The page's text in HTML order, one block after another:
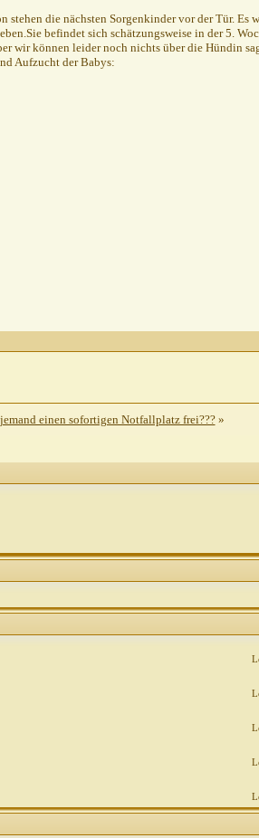
die nächsten Sorgenkinder vor der Tür. Es
befindet sich schätzungsweise in der 5.
wir können leider noch nichts über die Hündin
Aufzucht der Babys:
einen sofortigen Notfallplatz frei??? »